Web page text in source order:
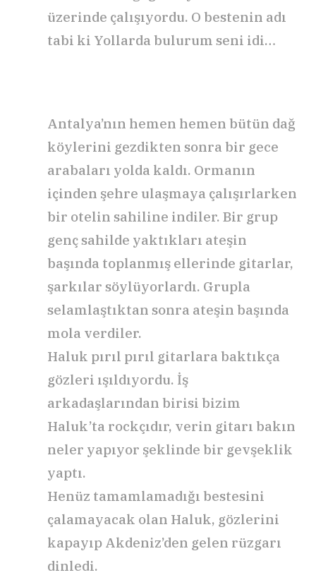
üzerinde çalışıyordu. O bestenin adı
tabi ki Yollarda bulurum seni idi…
Antalya’nın hemen hemen bütün dağ
köylerini gezdikten sonra bir gece
arabaları yolda kaldı. Ormanın
içinden şehre ulaşmaya çalışırlarken
bir otelin sahiline indiler. Bir grup
genç sahilde yaktıkları ateşin
başında toplanmış ellerinde gitarlar,
şarkılar söylüyorlardı. Grupla
selamlaştıktan sonra ateşin başında
mola verdiler.
Haluk pırıl pırıl gitarlara baktıkça
gözleri ışıldıyordu. İş
arkadaşlarından birisi bizim
Haluk’ta rockçıdır, verin gitarı bakın
neler yapıyor şeklinde bir gevşeklik
yaptı.
Henüz tamamlamadığı bestesini
çalamayacak olan Haluk, gözlerini
kapayıp Akdeniz’den gelen rüzgarı
dinledi.